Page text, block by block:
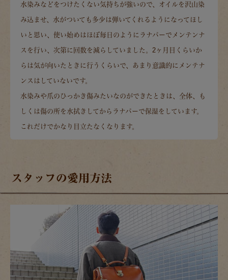
水染みなどをつけたくない気持ちが強いので、オイルを沢山染
み込ませ、水がついても多少は弾いてくれるようになってほし
いと思い、使い始めはほぼ毎日のようにラナパーでメンテンナ
スを行い、次第に回数を減らしていました。2ヶ月目くらいか
らは気が向いたときに行うくらいで、あまり意識的にメンテナ
ンスはしていないです。
水染みや爪のひっかき傷みたいなのができたときは、全体、も
しくは傷の所を水拭きしてからラナパーで保湿をしています。
これだけでかなり目立たなくなります。
スタッフの愛用方法